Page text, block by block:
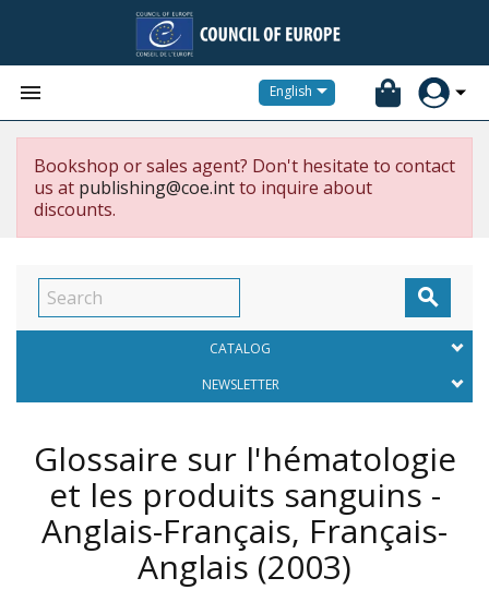
 English
Bookshop or sales agent? Don't hesitate to contact
us at publishing@coe.intto inquire about
discounts.

CATALOG
NEWSLETTER
Glossaire sur l'hématologie
et les produits sanguins -
Anglais-Français, Français-
Anglais (2003)